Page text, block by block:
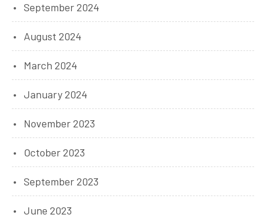
September 2024
August 2024
March 2024
January 2024
November 2023
October 2023
September 2023
June 2023